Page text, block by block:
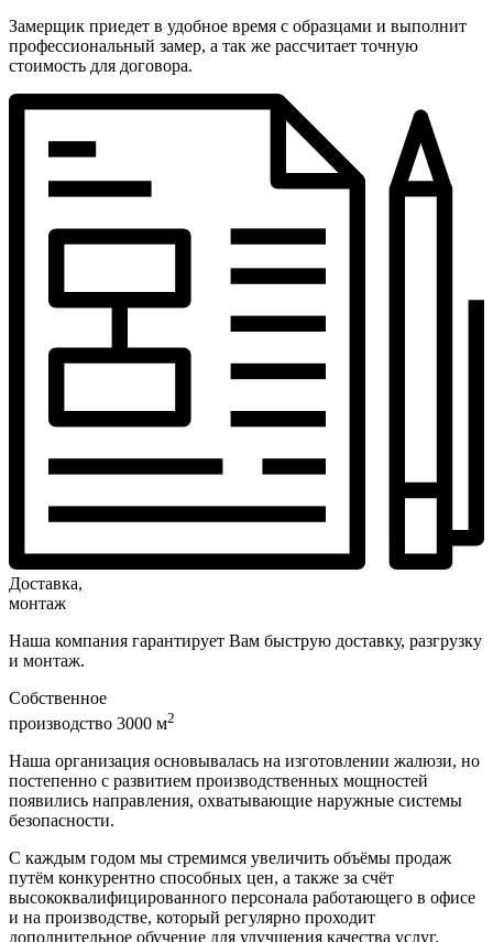
Замерщик приедет в удобное время с образцами и выполнит
профессиональный замер, а так же рассчитает точную
стоимость для договора.
Доставка,
монтаж
Наша компания гарантирует Вам быструю доставку, разгрузку
и монтаж.
Собственное
производство 3000 м2
Наша организация основывалась на изготовлении жалюзи, но
постепенно с развитием производственных мощностей
появились направления, охватывающие наружные системы
безопасности.
С каждым годом мы стремимся увеличить объёмы продаж
путём конкурентно способных цен, а также за счёт
высококвалифицированного персонала работающего в офисе
и на производстве, который регулярно проходит
дополнительное обучение для улучшения качества услуг.